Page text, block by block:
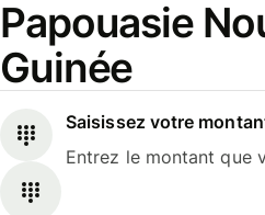
Papouasie
Guinée
Saisissez votre
Entrez le montant que